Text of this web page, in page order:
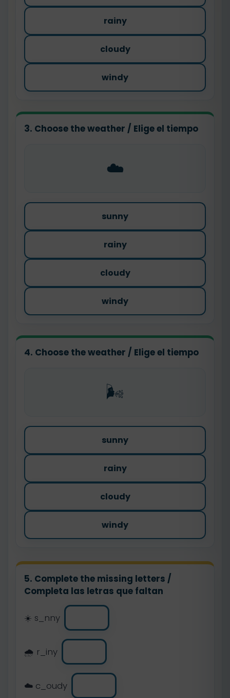
rainy
cloudy
windy
3. Choose the weather / Elige el tiempo
☁️
sunny
rainy
cloudy
windy
4. Choose the weather / Elige el tiempo
🌬️
sunny
rainy
cloudy
windy
5. Complete the missing letters /
Completa las letras que faltan
☀️ s_nny
🌧️ r_iny
☁️ c_oudy